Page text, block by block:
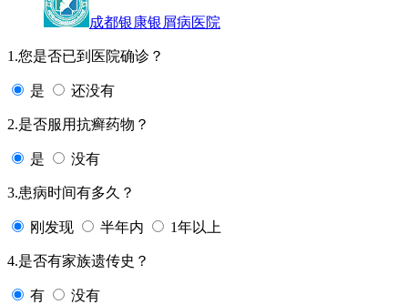
成都银康银屑病医院
1.您是否已到医院确诊？
是 还没有
2.是否服用抗癣药物？
是 没有
3.患病时间有多久？
刚发现 半年内 1年以上
4.是否有家族遗传史？
有 没有